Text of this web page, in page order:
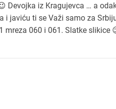
Devojka iz Kragujevca … a
javiću ti se Važi samo za
mreza 060 i 061. Slatke slikice